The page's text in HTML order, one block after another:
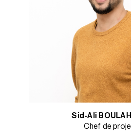
Sid-Ali
Chef de